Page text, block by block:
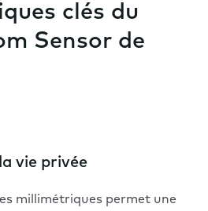
clés du
Sensor de
vie privée
millimétriques permet une